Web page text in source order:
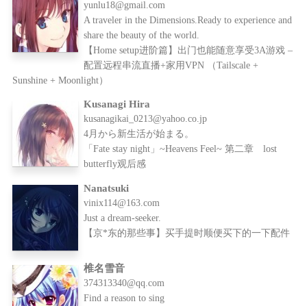
yunlu18@gmail.com
A traveler in the Dimensions.Ready to experience and
share the beauty of the world.
【Home setup进阶篇】出门也能随意享受3A游戏 –
配置远程串流直播+家用VPN （Tailscale +
Sunshine + Moonlight）
Kusanagi Hira
kusanagikai_0213@yahoo.co.jp
4月から新生活が始まる。
「Fate stay night」~Heavens Feel~ 第二章 lost
butterfly观后感
Nanatsuki
vinix114@163.com
Just a dream-seeker.
【京*东的那些事】买手提时顺便买下的一下配件
椎名雪音
374313340@qq.com
Find a reason to sing